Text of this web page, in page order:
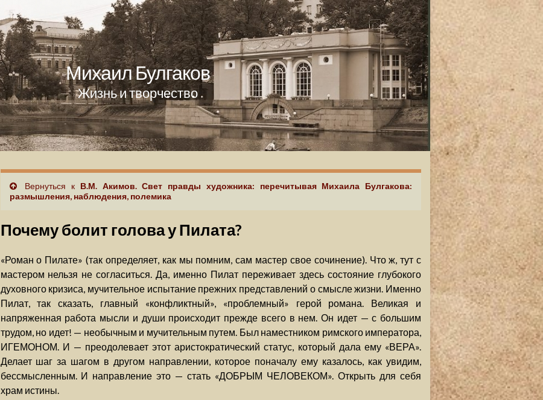
Михаил Булгаков
Жизнь и творчество
Вернуться к В.М. Акимов. Свет правды художника: перечитывая Михаила Булгакова:
размышления, наблюдения, полемика
Почему болит голова у Пилата?
«Роман о Пилате» (так определяет, как мы помним, сам мастер свое сочинение). Что ж, тут с
мастером нельзя не согласиться. Да, именно Пилат переживает здесь состояние глубокого
духовного кризиса, мучительное испытание прежних представлений о смысле жизни. Именно
Пилат, так сказать, главный «конфликтный», «проблемный» герой романа. Великая и
напряженная работа мысли и души происходит прежде всего в нем. Он идет — с большим
трудом, но идет! — необычным и мучительным путем. Был наместником римского императора,
ИГЕМОНОМ. И — преодолевает этот аристократический статус, который дала ему «ВЕРА».
Делает шаг за шагом в другом направлении, которое поначалу ему казалось, как увидим,
бессмысленным. И направление это — стать «ДОБРЫМ ЧЕЛОВЕКОМ». Открыть для себя
храм истины.